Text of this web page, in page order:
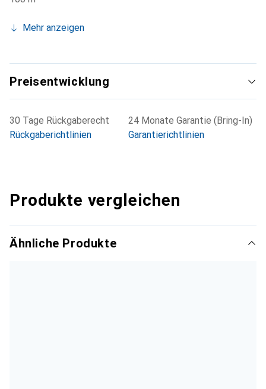
Mehr anzeigen
Preisentwicklung
30 Tage Rückgaberecht
Rückgaberichtlinien
24 Monate Garantie (Bring-In)
Garantierichtlinien
Produkte vergleichen
Ähnliche Produkte